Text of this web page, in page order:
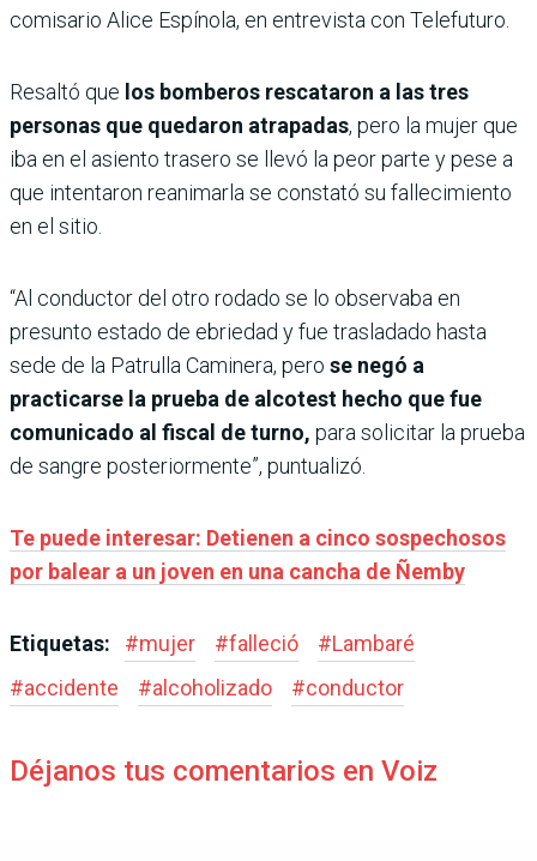
comisario Alice Espínola, en entrevista con Telefuturo.
Resaltó que los bomberos rescataron a las tres
personas que quedaron atrapadas, pero la mujer que
iba en el asiento trasero se llevó la peor parte y pese a
que intentaron reanimarla se constató su fallecimiento
en el sitio.
“Al conductor del otro rodado se lo observaba en
presunto estado de ebriedad y fue trasladado hasta
sede de la Patrulla Caminera, pero se negó a
practicarse la prueba de alcotest hecho que fue
comunicado al fiscal de turno, para solicitar la prueba
de sangre posteriormente”, puntualizó.
Te puede interesar: Detienen a cinco sospechosos
por balear a un joven en una cancha de Ñemby
Etiquetas: #mujer #falleció #Lambaré
#accidente #alcoholizado #conductor
Déjanos tus comentarios en Voiz